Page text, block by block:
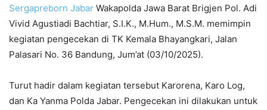
Sergapreborn Jabar Wakapolda Jawa Barat Brigjen Pol. Adi
Vivid Agustiadi Bachtiar, S.I.K., M.Hum., M.S.M. memimpin
kegiatan pengecekan di TK Kemala Bhayangkari, Jalan
Palasari No. 36 Bandung, Jum’at (03/10/2025).
Turut hadir dalam kegiatan tersebut Karorena, Karo Log,
dan Ka Yanma Polda Jabar. Pengecekan ini dilakukan untuk